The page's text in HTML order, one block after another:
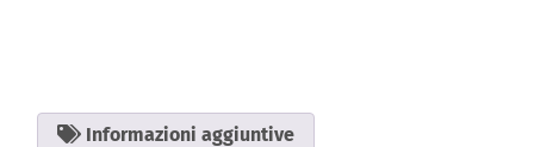
Informazioni aggiuntive